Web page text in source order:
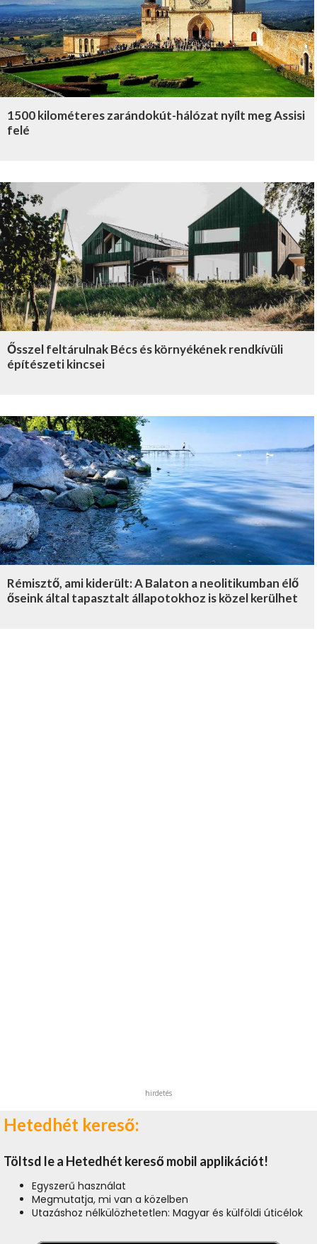
1500 kilométeres zarándokút-hálózat nyílt meg Assisi
felé
Ősszel feltárulnak Bécs és környékének rendkívüli
építészeti kincsei
Rémisztő, ami kiderült: A Balaton a neolitikumban élő
őseink által tapasztalt állapotokhoz is közel kerülhet
hirdetés
Hetedhét kereső:
Töltsd le a Hetedhét kereső mobil applikációt!
Egyszerű használat
Megmutatja, mi van a közelben
Utazáshoz nélkülözhetetlen: Magyar és külföldi úticélok